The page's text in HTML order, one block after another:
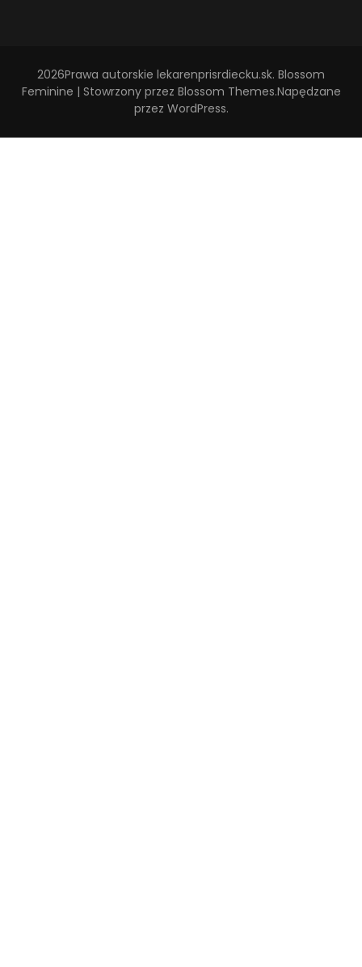
2026Prawa autorskie lekarenprisrdiecku.sk. Blossom
Feminine | Stowrzony przez Blossom Themes.Napędzane
przez WordPress.